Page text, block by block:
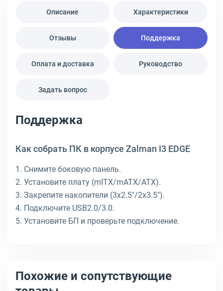
Описание Характеристики
Отзывы Поддержка
Оплата и доставка Руководство
Задать вопрос
Поддержка
Как собрать ПК в корпусе Zalman I3 EDGE
1. Снимите боковую панель.
2. Установите плату (mITX/mATX/ATX).
3. Закрепите накопители (3x2.5"/2x3.5").
4. Подключите USB2.0/3.0.
5. Установите БП и проверьте подключение.
Похожие и сопутствующие